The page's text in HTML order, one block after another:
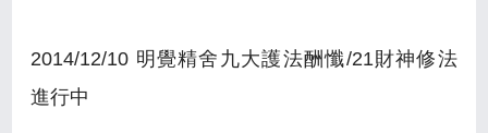
2014/12/10 明覺精舍九大護法酬懺/21財神修法
進行中